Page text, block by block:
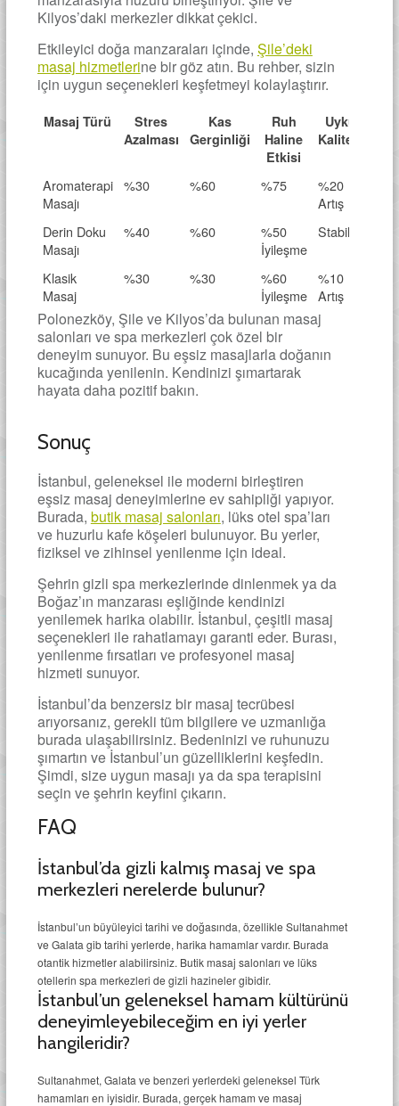
Kilyos’daki merkezler dikkat çekici.
Etkileyici doğa manzaraları içinde, Şile’deki
masaj hizmetlerine bir göz atın. Bu rehber, sizin
için uygun seçenekleri keşfetmeyi kolaylaştırır.
Masaj Türü
Stres
Azalması
Kas
Gerginliği
Ruh
Haline
Etkisi
Uyku
Kalitesi
Aromaterapi
Masajı
%30 %60 %75
%20
Artış
Derin Doku
Masajı
%40 %60
%50
İyileşme
Stabil
Klasik
Masaj
%30 %30
%60
İyileşme
%10
Artış
Polonezköy, Şile ve Kilyos’da bulunan masaj
salonları ve spa merkezleri çok özel bir
deneyim sunuyor. Bu eşsiz masajlarla doğanın
kucağında yenilenin. Kendinizi şımartarak
hayata daha pozitif bakın.
Sonuç
İstanbul, geleneksel ile moderni birleştiren
eşsiz masaj deneyimlerine ev sahipliği yapıyor.
Burada, butik masaj salonları, lüks otel spa’ları
ve huzurlu kafe köşeleri bulunuyor. Bu yerler,
fiziksel ve zihinsel yenilenme için ideal.
Şehrin gizli spa merkezlerinde dinlenmek ya da
Boğaz’ın manzarası eşliğinde kendinizi
yenilemek harika olabilir. İstanbul, çeşitli masaj
seçenekleri ile rahatlamayı garanti eder. Burası,
yenilenme fırsatları ve profesyonel masaj
hizmeti sunuyor.
İstanbul’da benzersiz bir masaj tecrübesi
arıyorsanız, gerekli tüm bilgilere ve uzmanlığa
burada ulaşabilirsiniz. Bedeninizi ve ruhunuzu
şımartın ve İstanbul’un güzelliklerini keşfedin.
Şimdi, size uygun masajı ya da spa terapisini
seçin ve şehrin keyfini çıkarın.
FAQ
İstanbul’da gizli kalmış masaj ve spa
merkezleri nerelerde bulunur?
İstanbul’un büyüleyici tarihi ve doğasında, özellikle Sultanahmet
ve Galata gib tarihi yerlerde, harika hamamlar vardır. Burada
otantik hizmetler alabilirsiniz. Butik masaj salonları ve lüks
otellerin spa merkezleri de gizli hazineler gibidir.
İstanbul’un geleneksel hamam kültürünü
deneyimleyebileceğim en iyi yerler
hangileridir?
Sultanahmet, Galata ve benzeri yerlerdeki geleneksel Türk
hamamları en iyisidir. Burada, gerçek hamam ve masaj